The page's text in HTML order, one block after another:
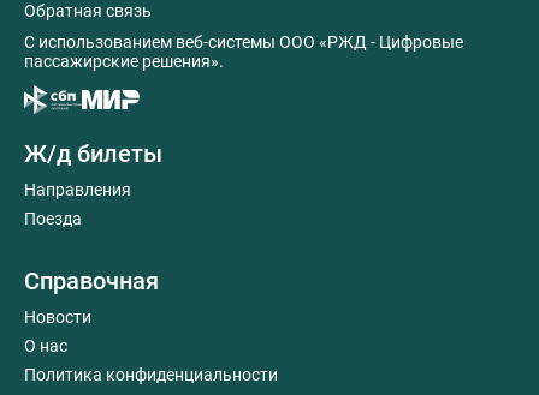
Обратная связь
C использованием веб-системы ООО «РЖД - Цифровые
пассажирские решения».
Ж/д билеты
Направления
Поезда
Справочная
Новости
О нас
Политика конфиденциальности